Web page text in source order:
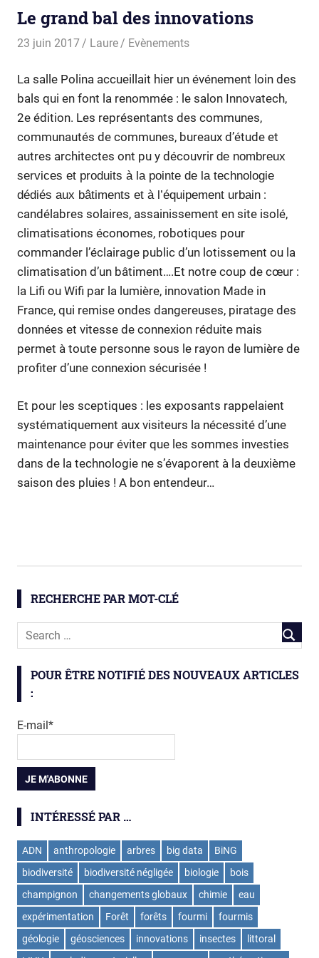
Le grand bal des innovations
23 juin 2017 Laure Evènements
La salle Polina accueillait hier un événement loin des
bals qui en font la renommée : le salon Innovatech,
2e édition. Les représentants des communes,
communautés de communes, bureaux d’étude et
autres architectes ont pu y découvrir de nombreux
services et produits à la pointe de la technologie
dédiés aux bâtiments et à l’équipement urbain :
candélabres solaires, assainissement en site isolé,
climatisations économes, robotiques pour
commander l’éclairage public d’un lotissement ou la
climatisation d’un bâtiment….Et notre coup de cœur :
la Lifi ou Wifi par la lumière, innovation Made in
France, qui remise ondes dangereuses, piratage des
données et vitesse de connexion réduite mais
permet à toute personne sous le rayon de lumière de
profiter d’une connexion sécurisée !
Et pour les sceptiques : les exposants rappelaient
systématiquement aux visiteurs la nécessité d’une
maintenance pour éviter que les sommes investies
dans de la technologie ne s’évaporent à la deuxième
saison des pluies ! A bon entendeur…
RECHERCHE PAR MOT-CLÉ
POUR ÊTRE NOTIFIÉ DES NOUVEAUX ARTICLES
:
E-mail*
INTÉRESSÉ PAR …
ADN anthropologie arbres big data
BiNG
biodiversité
biodiversité négligée biologie
bois
champignon
changements globaux chimie
eau
expérimentation
Forêt forêts fourmi
fourmis
géologie
géosciences innovations insectes
littoral